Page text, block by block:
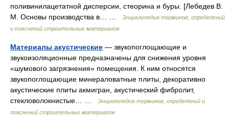
поливинилацетатной дисперсии, стеорина и буры. [Лебедев В.
М. Основы производства в… …
Энциклопедия терминов, определений
и пояснений строительных материалов
Материалы акустические — звукопоглощающие и
звукоизоляционные предназначены для снижения уровня
«шумового загрязнения» помещения. К ним относятся
звукопоглощающие минераловатные плиты, декоративно
акустические плиты акмигран, акустический фибролит,
стекловолокнистые… …
Энциклопедия терминов, определений и
пояснений строительных материалов